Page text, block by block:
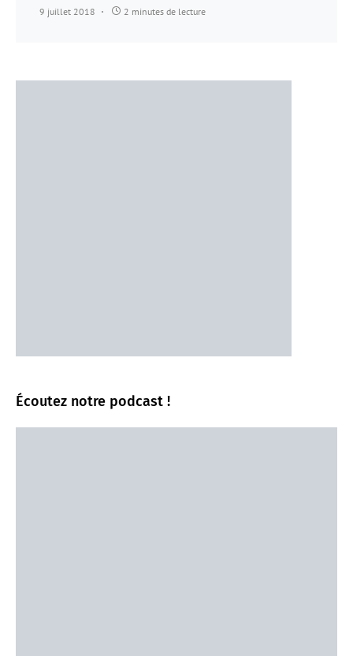
9 juillet 2018 2 minutes de lecture
Écoutez notre podcast !